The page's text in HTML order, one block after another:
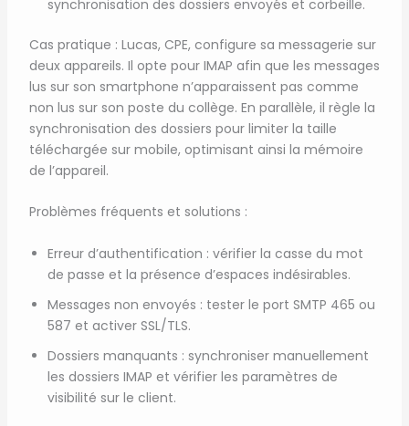
synchronisation des dossiers envoyés et corbeille.
Cas pratique : Lucas, CPE, configure sa messagerie sur
deux appareils. Il opte pour IMAP afin que les messages
lus sur son smartphone n’apparaissent pas comme
non lus sur son poste du collège. En parallèle, il règle la
synchronisation des dossiers pour limiter la taille
téléchargée sur mobile, optimisant ainsi la mémoire
de l’appareil.
Problèmes fréquents et solutions :
Erreur d’authentification : vérifier la casse du mot
de passe et la présence d’espaces indésirables.
Messages non envoyés : tester le port SMTP 465 ou
587 et activer SSL/TLS.
Dossiers manquants : synchroniser manuellement
les dossiers IMAP et vérifier les paramètres de
visibilité sur le client.